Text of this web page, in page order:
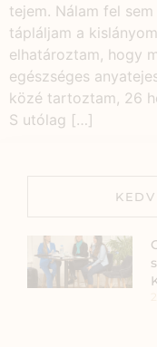
tejem. Nálam fel
tápláljam a
elhatároztam, hogy
egészséges
közé tartoztam, 26
S utólag […]